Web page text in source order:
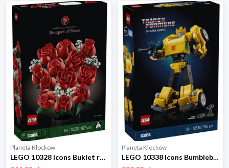
Planeta Klocków
LEGO 10328 Icons Bukiet róż Lego
Planeta Klocków
LEGO 10338 Icons Bumblebee Lego